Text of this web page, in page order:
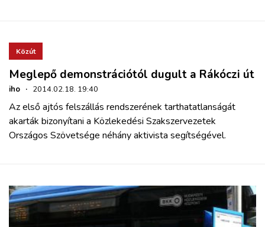
Közút
Meglepő demonstrációtól dugult a Rákóczi út
iho · 2014.02.18. 19:40
Az első ajtós felszállás rendszerének tarthatatlanságát
akarták bizonyítani a Közlekedési Szakszervezetek
Országos Szövetsége néhány aktivista segítségével.